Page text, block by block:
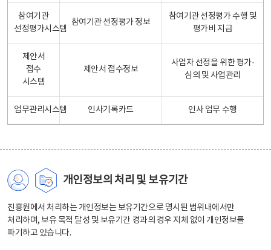
참여기관
선정평가시스템
참여기관 선정평가 정보
참여기관 선정평가 수행 및
평가비 지급
제안서
접수
시스템
제안서 접수정보
사업자 선정을 위한 평가·
심의 및 사업관리
업무관리시스템 인사기록카드 인사 업무 수행
개인정보의 처리 및 보유기간
진흥원에서 처리하는 개인정보는 보유기간으로 명시된 범위내에서만
처리하며, 보유 목적 달성 및 보유기간 경과의 경우 지체 없이 개인정보를
파기하고 있습니다.